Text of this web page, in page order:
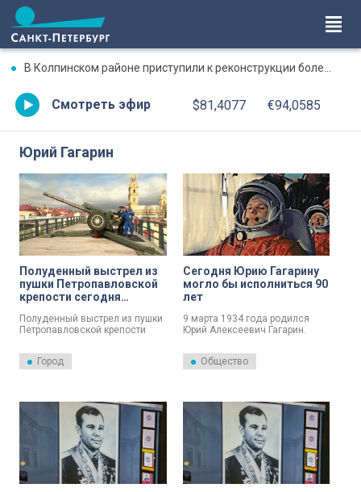
В Колпинском районе приступили к реконструкции более 6,5 км теплосетей
Смотреть эфир $81,4077 €94,0585
Юрий Гагарин
Полуденный выстрел из
пушки Петропавловской
крепости сегодня
Гагарину
Полуденный выстрел из пушки
Петропавловской крепости
Гагарину. В этом году
исполнилось 90 лет со дня
Город
Сегодня Юрию Гагарину
могло бы исполниться 90
лет
9 марта 1934 года родился
Юрий Алексеевич Гагарин.
первому человеку,
побывавшему в космосе,
Общество